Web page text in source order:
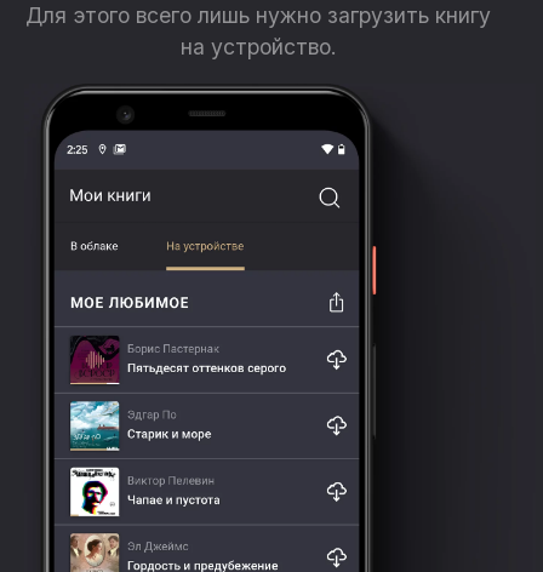
Для этого всего лишь нужно загрузить книгу
на устройство.